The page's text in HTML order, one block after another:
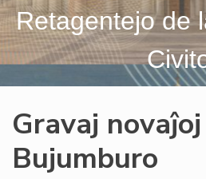
Retagentejo de
Gravaj
Bujumburo